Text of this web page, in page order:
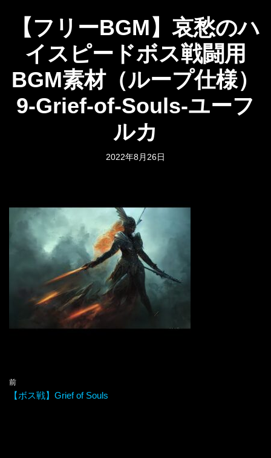
【フリーBGM】哀愁のハ
イスピードボス戦闘用
BGM素材（ループ仕様）
9-Grief-of-Souls-ユーフ
ルカ
2022年8月26日
前
【ボス戦】Grief of Souls